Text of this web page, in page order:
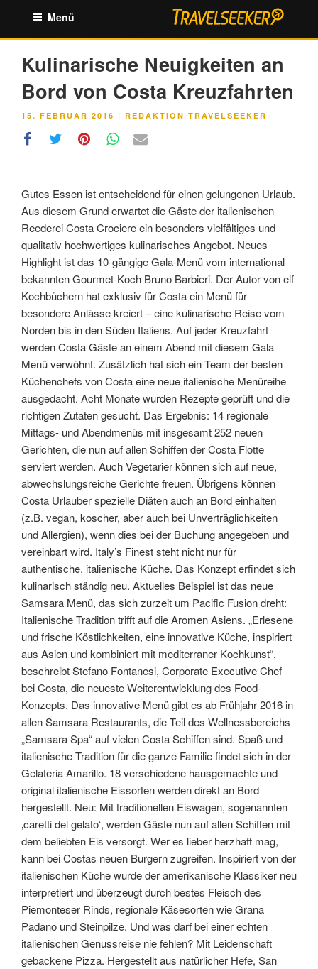
springen
Menü
Kulinarische Neuigkeiten an
Bord von Costa Kreuzfahrten
VERÖFFENTLICHT
15. FEBRUAR 2016 | REDAKTION TRAVELSEEKER
Gutes Essen ist entscheidend für einen gelungenen Urlaub.
Aus diesem Grund erwartet die Gäste der italienischen
Reederei Costa Crociere ein besonders vielfältiges und
qualitativ hochwertiges kulinarisches Angebot. Neues
Highlight ist das 10-gängige Gala-Menü vom international
bekannten Gourmet-Koch Bruno Barbieri. Der Autor von elf
Kochbüchern hat exklusiv für Costa ein Menü für
besondere Anlässe kreiert – eine kulinarische Reise vom
Norden bis in den Süden Italiens. Auf jeder Kreuzfahrt
werden Costa Gäste an einem Abend mit diesem Gala
Menü verwöhnt. Zusätzlich hat sich ein Team der besten
Küchenchefs von Costa eine neue italienische Menüreihe
ausgedacht. Acht Monate wurden Rezepte geprüft und die
richtigen Zutaten gesucht. Das Ergebnis: 14 regionale
Mittags- und Abendmenüs mit insgesamt 252 neuen
Gerichten, die nun auf allen Schiffen der Costa Flotte
serviert werden. Auch Vegetarier können sich auf neue,
abwechslungsreiche Gerichte freuen. Übrigens können
Costa Urlauber spezielle Diäten auch an Bord einhalten
(z.B. vegan, koscher, aber auch bei Unverträglichkeiten
und Allergien), wenn dies bei der Buchung angegeben und
vereinbart wird. Italy’s Finest steht nicht nur für
authentische, italienische Küche. Das Konzept erfindet sich
kulinarisch ständig neu. Aktuelles Beispiel ist das neue
Samsara Menü, das sich zurzeit um Pacific Fusion dreht:
Italienische Tradition trifft auf die Aromen Asiens. „Erlesene
und frische Köstlichkeiten, eine innovative Küche, inspiriert
aus Asien und kombiniert mit mediterraner Kochkunst“,
beschreibt Stefano Fontanesi, Corporate Executive Chef
bei Costa, die neueste Weiterentwicklung des Food-
Konzepts. Das innovative Menü gibt es ab Frühjahr 2016 in
allen Samsara Restaurants, die Teil des Wellnessbereichs
„Samsara Spa“ auf vielen Costa Schiffen sind. Spaß und
italienische Tradition für die ganze Familie findet sich in der
Gelateria Amarillo. 18 verschiedene hausgemachte und
original italienische Eissorten werden direkt an Bord
hergestellt. Neu: Mit traditionellen Eiswagen, sogenannten
‚caretti del gelato‘, werden Gäste nun auf allen Schiffen mit
dem beliebten Eis versorgt. Wer es lieber herzhaft mag,
kann bei Costas neuen Burgern zugreifen. Inspiriert von der
italienischen Küche wurde der amerikanische Klassiker neu
interpretiert und überzeugt durch bestes Fleisch des
Piemonteser Rinds, regionale Käsesorten wie Grana
Padano und Steinpilze. Und was darf bei einer echten
italienischen Genussreise nie fehlen? Mit Leidenschaft
gebackene Pizza. Hergestellt aus natürlicher Hefe, San